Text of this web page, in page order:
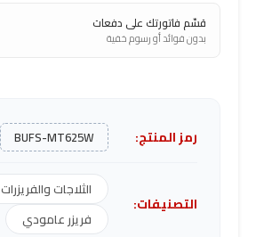
قسّم فاتورتك على دفعات
بدون فوائد أو رسوم خفية
رمز المنتج: BUFS-MT625W
التصنيفات:
الثلاجات والفريزرات
فريزر عامودي